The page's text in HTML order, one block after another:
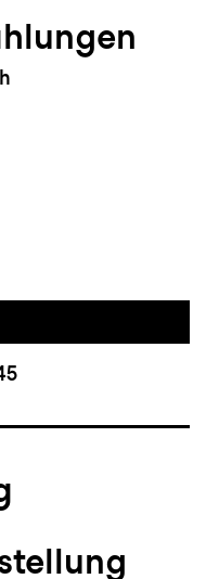
aktiv